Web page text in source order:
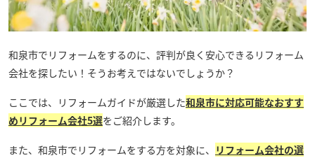
和泉市でリフォームをするのに、評判が良く安心できるリフォーム
会社を探したい！そうお考えではないでしょうか？
ここでは、リフォームガイドが厳選した和泉市に対応可能なおすす
めリフォーム会社5選をご紹介します。
また、和泉市でリフォームをする方を対象に、 リフォーム会社の選